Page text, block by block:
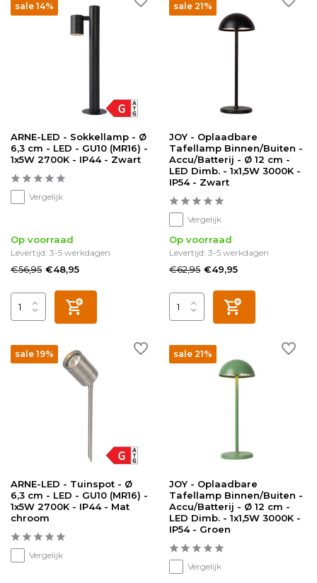
sale 14%
ARNE-LED - Sokkellamp - Ø
6,3 cm - LED - GU10 (MR16) -
1x5W 2700K - IP44 - Zwart
Vergelijk
Op voorraad
Levertijd: 3-5 werkdagen
€56,95 €48,95
sale 21%
JOY - Oplaadbare
Tafellamp Binnen/Buiten -
Accu/Batterij - Ø 12 cm -
LED Dimb. - 1x1,5W 3000K -
IP54 - Zwart
Vergelijk
Op voorraad
Levertijd: 3-5 werkdagen
€62,95 €49,95
sale 19%
ARNE-LED - Tuinspot - Ø
6,3 cm - LED - GU10 (MR16) -
1x5W 2700K - IP44 - Mat
chroom
Vergelijk
sale 21%
JOY - Oplaadbare
Tafellamp Binnen/Buiten -
Accu/Batterij - Ø 12 cm -
LED Dimb. - 1x1,5W 3000K -
IP54 - Groen
Vergelijk